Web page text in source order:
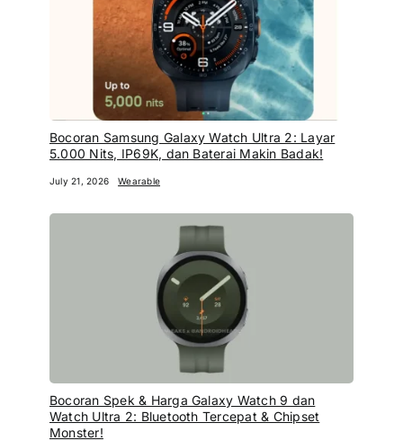
Bocoran Samsung Galaxy Watch Ultra 2: Layar
5.000 Nits, IP69K, dan Baterai Makin Badak!
July 21, 2026 Wearable
Bocoran Spek & Harga Galaxy Watch 9 dan
Watch Ultra 2: Bluetooth Tercepat & Chipset
Monster!